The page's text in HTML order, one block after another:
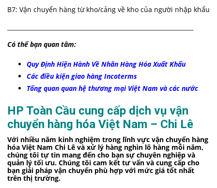
B7: Vận chuyển hàng từ kho/cảng về kho của người nhập khẩu
Có thể bạn quan tâm:
Quy Định Hiện Hành Về Nhãn Hàng Hóa Xuất Khẩu
Các điều kiện giao hàng Incoterms
Tổng quan quan hệ thương mại Việt Nam và các nước
HP Toàn Cầu cung cấp dịch vụ vận
chuyển hàng hóa Việt Nam – Chi Lê
Với nhiều năm kinh nghiệm trong lĩnh vực vận chuyển hàng
hóa Việt Nam Chi Lê và xử lý hàng nghìn lô hàng mỗi năm,
chúng tôi tự tin mang đến cho bạn sự chuyên nghiệp và
quản lý tối ưu. Chúng tôi cam kết tư vấn và cung cấp cho
bạn giải pháp vận chuyển phù hợp với mức giá tốt nhất
trên thị trường.